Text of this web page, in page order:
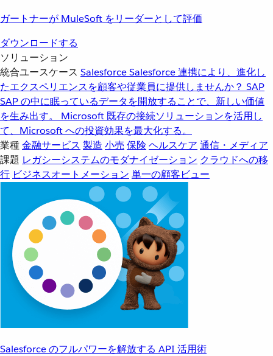
ガートナーが MuleSoft をリーダーとして評価
ダウンロードする
ソリューション
統合ユースケース SalesforceSalesforce 連携により、進化し
たエクスペリエンスを顧客や従業員に提供しませんか？ SAP
SAP の中に眠っているデータを開放することで、新しい価値
を生み出す。
Microsoft 既存の接続ソリューションを活用し
て、Microsoft への投資効果を最大化する。
業種金融サービス 製造 小売 保険 ヘルスケア 通信・メディア
課題 レガシーシステムのモダナイゼーション クラウドへの移
行 ビジネスオートメーション 単一の顧客ビュー
Salesforce のフルパワーを解放する API 活用術